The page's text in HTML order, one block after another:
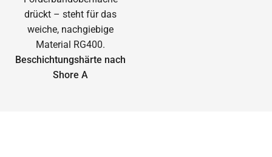
Beschichtungshärte nach
Shore A